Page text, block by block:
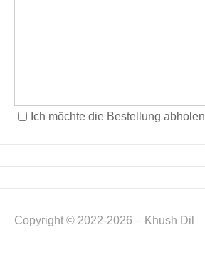
Ich möchte die Bestellung abholen
Copyright © 2022-2026 – Khush Dil